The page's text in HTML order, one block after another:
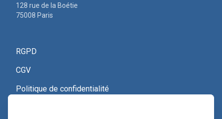
128 rue de la Boétie
75008 Paris
RGPD
CGV
Politique de confidentialité